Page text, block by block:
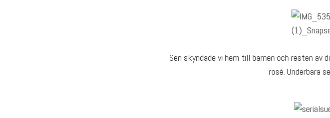
Sen skyndade vi hem till barnen och resten av
rosé. Underbara